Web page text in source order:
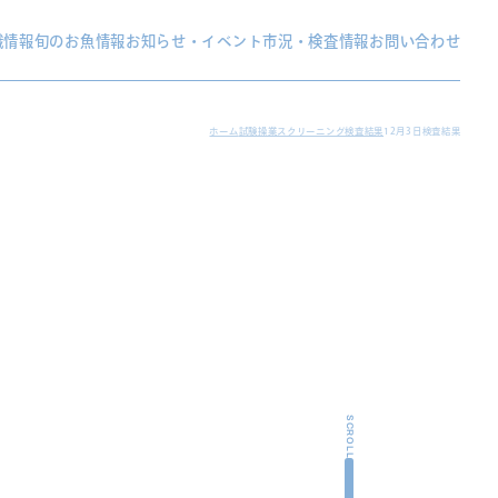
情報旬のお魚情報お知らせ・イベント市況・検査情報お問い合わせ
ホーム 試験操業スクリーニング検査結果 12月3日検査結果
SCROLL